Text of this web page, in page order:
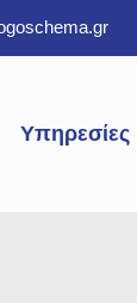
Υπηρεσίες